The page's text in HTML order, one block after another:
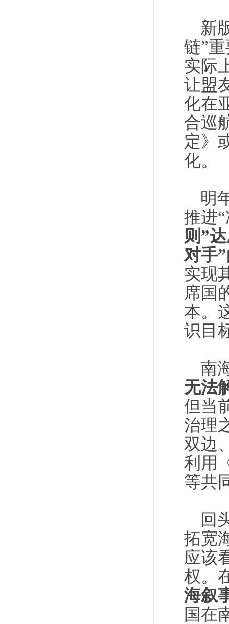
新
链”
实际
让盟
化在
合巡
定》
化。
明
推进
则”
对手
实现
席国
本。
识目
南
无法
但当
治理
双边
利用
等共
回
拓宽
应该
权。
海叙
国在